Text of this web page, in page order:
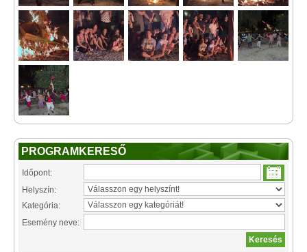
PROGRAMKERESŐ
Időpont:
Helyszín:
Kategória:
Esemény neve: